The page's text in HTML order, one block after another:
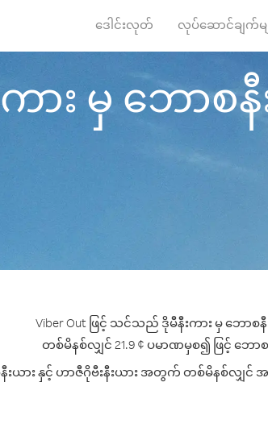
ဒေါင်းလုတ် လုပ်ဆောင်ချက်မျ
ား မှ ဘောစ
Viber Out ဖြင့် သင်သည် ဒိုမီနီးကား မှ ဘော
တစ်မိနစ်လျှင် 21.9 ¢ ပမာဏမှစ၍ ဖြင့် ဘေ
းယား နှင့် ဟာဇီဂိုဗီးနီးယား အတွက် တစ်မိနစ်လျှင်